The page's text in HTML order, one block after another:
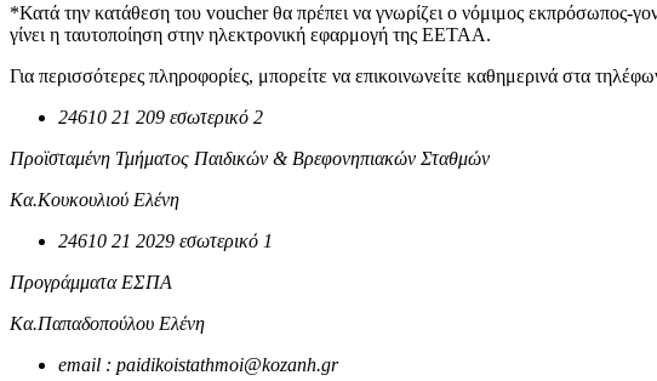
*Κατά την κατάθεση του voucher θα πρέπει να γνωρίζει ο νόμιμος εκπρόσωπος-
γίνει η ταυτοποίηση στην ηλεκτρονική εφαρμογή της ΕΕΤΑΑ.
Για περισσότερες πληροφορίες, μπορείτε να επικοινωνείτε καθημερινά στα
24610 21 209 εσωτερικό 2
Προϊσταμένη Τμήματος Παιδικών & Βρεφονηπιακών Σταθμών
Κα.Κουκουλιού Ελένη
24610 21 2029 εσωτερικό 1
Προγράμματα ΕΣΠΑ
Κα.Παπαδοπούλου Ελένη
email : paidikoistathmoi@kozanh.gr